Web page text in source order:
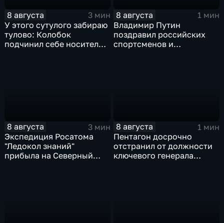
8 августа
3 мин
У этого сутулого забираю
тулово: Колобок
подчинил себе носителя в
8 августа
1 мин
Владимир Путин
поздравил российских
спортсменов и
8 августа
3 мин
Экспедиция Росатома
"Ледокол знаний"
прибыла на Северный
8 августа
1 мин
Пентагон досрочно
отстранил от должности
ключевого генерала